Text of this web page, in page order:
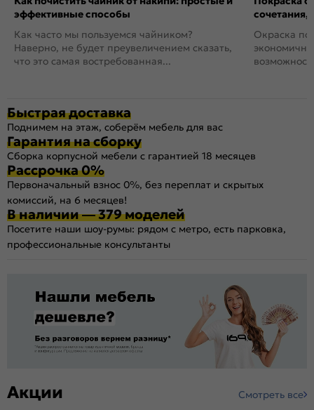
эффективные способы
Как часто мы пользуемся чайником?
Наверно, не будет преувеличением сказать,
что это самая востребованная...
сочетания,
Окраска
Быстрая доставка
Поднимем на этаж, соберём мебель для вас
Гарантия на сборку
Сборка корпусной мебели с гарантией 18 месяцев
Рассрочка 0%
Первоначальный взнос 0%, без переплат и скрытых
комиссий, на 6 месяцев!
В наличии — 379 моделей
Посетите наши шоу-румы: рядом с метро, есть парковка,
профессиональные консультанты
Акции Смотреть все